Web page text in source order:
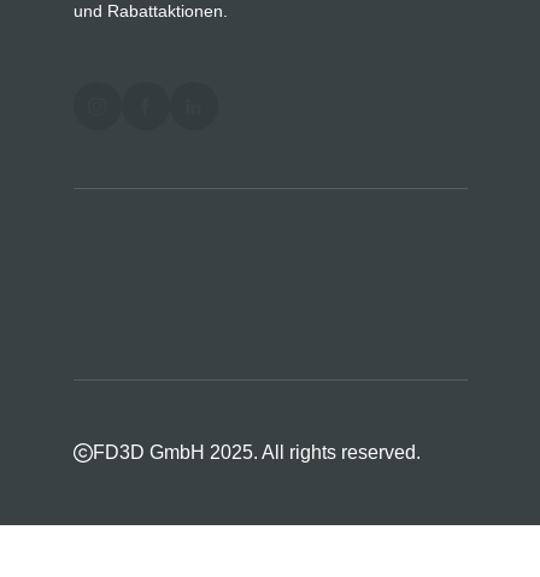
und Rabattaktionen.
FD3D GmbH 2025. All rights reserved.